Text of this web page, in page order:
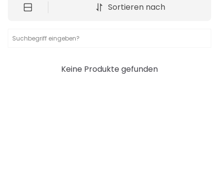
Sortieren nach
Keine Produkte gefunden